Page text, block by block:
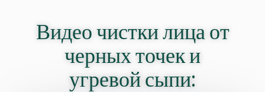
Видео чистки лица от
черных точек и
угревой сыпи: